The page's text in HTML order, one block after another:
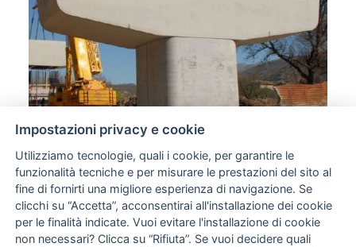
Impostazioni privacy e cookie
Utilizziamo tecnologie, quali i cookie, per garantire le
funzionalità tecniche e per misurare le prestazioni del sito al
fine di fornirti una migliore esperienza di navigazione. Se
clicchi su “Accetta”, acconsentirai all'installazione dei cookie
per le finalità indicate. Vuoi evitare l'installazione di cookie
non necessari? Clicca su “Rifiuta”. Se vuoi decidere quali